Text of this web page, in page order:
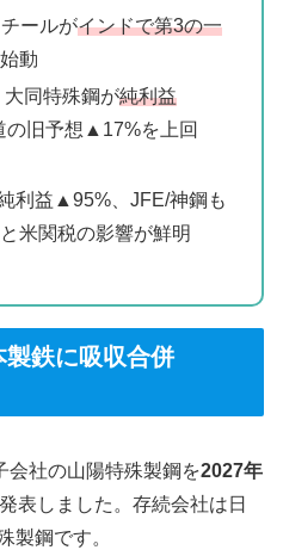
チールがインドで第3の一
動
大同特殊鋼が純利益
の旧予想▲17%を上回
利益▲95%、JFE/神鋼も
米関税の影響が鮮明
鉄に吸収合併
会社の山陽特殊製鋼を2027年
表しました。存続会社は日
製鋼です。